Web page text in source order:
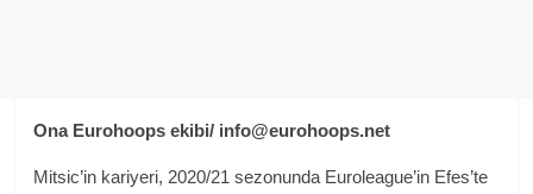
OnaEurohoops ekibi/ info@eurohoops.net
Mitsic’in kariyeri, 2020/21 sezonunda Euroleague’in Efes’te